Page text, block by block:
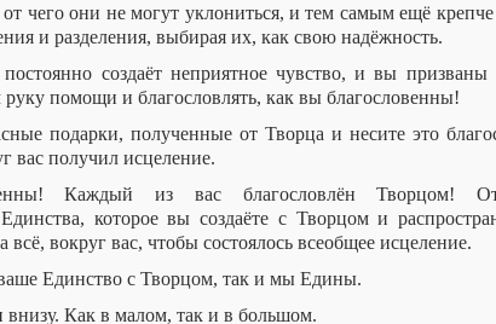
от чего они не могут уклониться, и тем самым ещё крепче
и разделения, выбирая их, как свою надёжность.
создаёт неприятное чувство, и вы призваны
помощи и благословлять, как вы благословенны!
подарки, полученные от Творца и несите это
вас получил исцеление.
Каждый из вас благословлён Творцом!
которое вы создаёте с Творцом и
всё, вокруг вас, чтобы состоялось всеобщее исцеление.
ваше Единство с Творцом, так и мы Едины.
внизу. Как в малом, так и в большом.